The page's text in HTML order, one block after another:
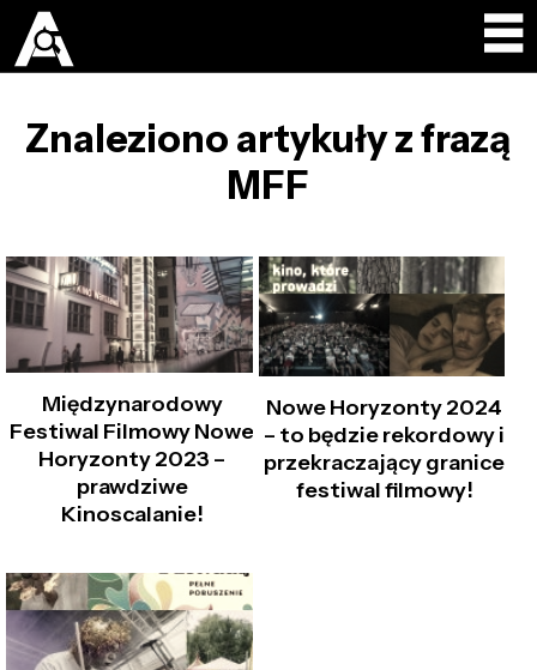
Znaleziono artykuły z frazą
MFF
Międzynarodowy
Festiwal Filmowy Nowe
Horyzonty 2023 –
prawdziwe
Kinoscalanie!
Nowe Horyzonty 2024
– to będzie rekordowy i
przekraczający granice
festiwal filmowy!